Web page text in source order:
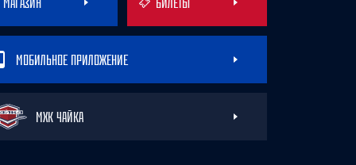
МОБИЛЬНОЕ ПРИЛОЖЕНИЕ
МХК ЧАЙКА